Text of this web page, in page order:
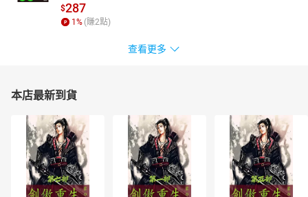
$287
1 % (賺2點)
查看更多
本店最新到貨